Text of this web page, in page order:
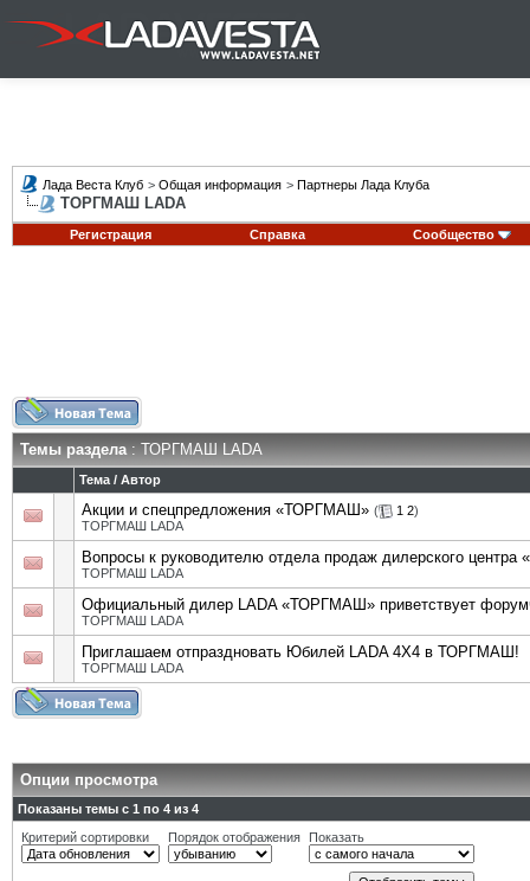
Лада Веста Клуб > Общая информация > Партнеры Лада Клуба
ТОРГМАШ LADA
Регистрация Справка Сообщество
Темы раздела: ТОРГМАШ LADA
Тема / Автор
Акции и спецпредложения «ТОРГМАШ» ( 1 2)
ТОРГМАШ LADA
Вопросы к руководителю отдела продаж дилерского
ТОРГМАШ LADA
Официальный дилер LADA «ТОРГМАШ» приветствует
ТОРГМАШ LADA
Приглашаем отпраздновать Юбилей LADA 4X4 в ТОРГМАШ!
ТОРГМАШ LADA
Опции просмотра
Показаны темы с 1 по 4 из 4
Критерий сортировки
Порядок отображения Показать